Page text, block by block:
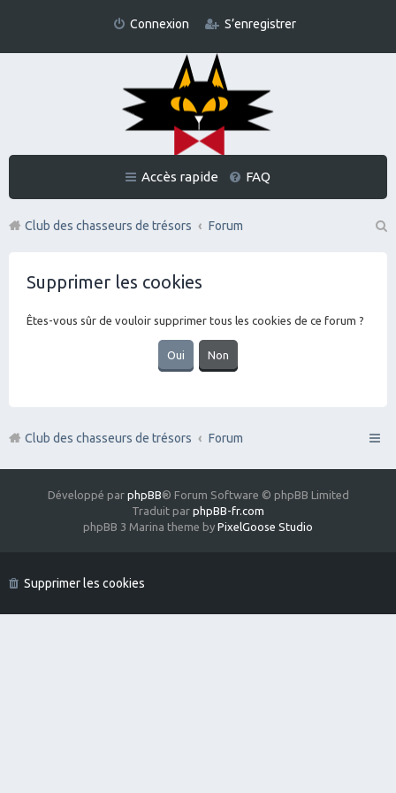
Connexion S’enregistrer
Accès rapide FAQ
Club des chasseurs de trésors
Forum
Supprimer les cookies
Êtes-vous sûr de vouloir supprimer tous les cookies de ce forum ?
Club des chasseurs de trésors Forum
Développé par phpBB® Forum Software © phpBB Limited
Traduit par phpBB-fr.com
phpBB 3 Marina theme by PixelGoose Studio
Supprimer les cookies